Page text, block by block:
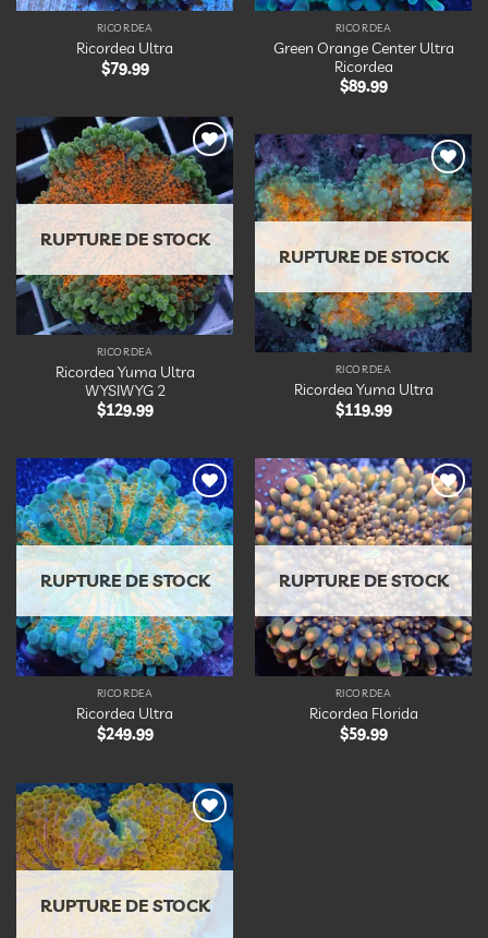
RICORDEA
Ricordea Ultra
$79.99
RICORDEA
Green Orange Center Ultra
Ricordea
$89.99
Ajouter
à la
liste
d’envies
RUPTURE DE STOCK
RICORDEA
Ricordea Yuma Ultra
WYSIWYG 2
$129.99
Ajouter
à la
liste
d’envies
RUPTURE DE STOCK
RICORDEA
Ricordea Yuma Ultra
$119.99
Ajouter
à la
liste
d’envies
RUPTURE DE STOCK
RICORDEA
Ricordea Ultra
$249.99
Ajouter
à la
liste
d’envies
RUPTURE DE STOCK
RICORDEA
Ricordea Florida
$59.99
Ajouter
à la
liste
d’envies
RUPTURE DE STOCK